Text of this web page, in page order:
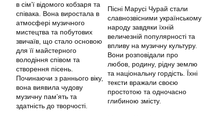
в сім’ї відомого кобзаря та
співака. Вона виростала в
атмосфері музичного
мистецтва та побутових
звичаїв, що стало основою
для її майстерного
володіння співом та
створення пісень.
Починаючи з раннього віку,
вона виявила чудову
музичну пам’ять та
здатність до творчості.
Пісні Марусі Чурай стали
славнозвісними українському
народу завдяки їхній
величезній популярності та
впливу на музичну культуру.
Вони розповідали про
любов, родину, рідну землю
та національну гордість. Їхні
тексти вражали своєю
простотою та одночасно
глибиною змісту.